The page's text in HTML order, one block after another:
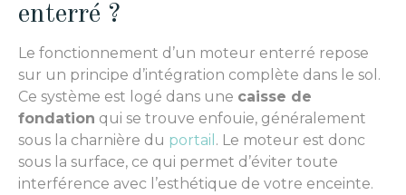
enterré ?
Le fonctionnement d’un moteur enterré repose
sur un principe d’intégration complète dans le sol.
Ce système est logé dans une caisse de
fondation qui se trouve enfouie, généralement
sous la charnière du portail . Le moteur est donc
sous la surface, ce qui permet d’éviter toute
interférence avec l’esthétique de votre enceinte.